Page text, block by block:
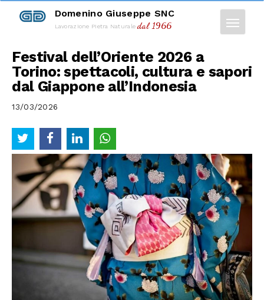
Domenino Giuseppe SNC
Lavorazione Pietra Naturaledal 1966
Festival dell’Oriente 2026 a
Torino: spettacoli, cultura e sapori
dal Giappone all’Indonesia
13/03/2026